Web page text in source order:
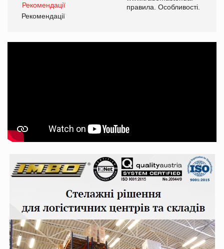
правила. Особливості.
Рекомендації